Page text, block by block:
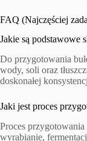
FAQ (Najczęściej
Jakie są podstawowe
Do przygotowania
wody, soli oraz
doskonałej
Jaki jest proces
Proces przygotowania
wyrabianie,